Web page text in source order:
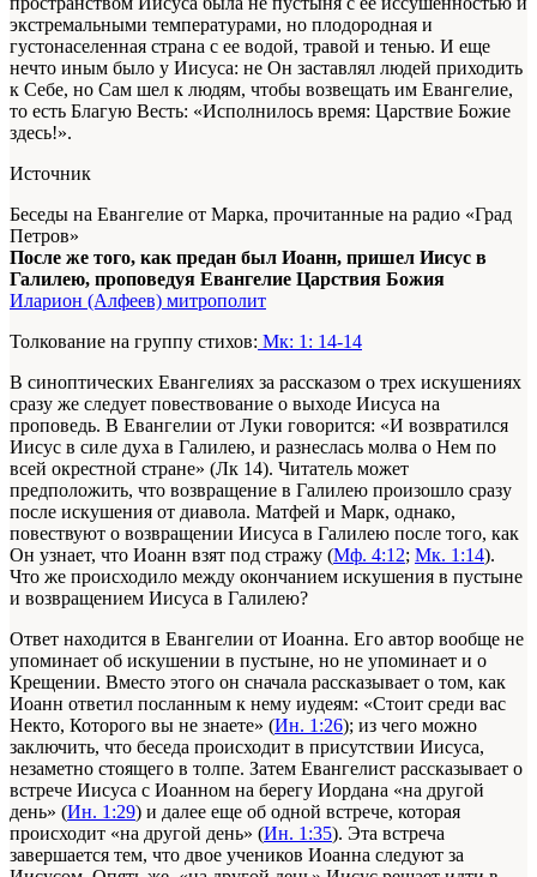
экстремальными температурами, но плодородная и
густонаселенная страна с ее водой, травой и тенью. И еще
нечто иным было у Иисуса: не Он заставлял людей приходить
к Себе, но Сам шел к людям, чтобы возвещать им Евангелие,
то есть Благую Весть: «Исполнилось время: Царствие Божие
здесь!».
Источник
Беседы на Евангелие от Марка, прочитанные на радио «Град
Петров»
После же того, как предан был Иоанн, пришел Иисус в
Галилею, проповедуя Евангелие Царствия Божия
Иларион (Алфеев) митрополит
Толкование на группу стихов: Мк: 1: 14-14
В синоптических Евангелиях за рассказом о трех искушениях
сразу же следует повествование о выходе Иисуса на
проповедь. В Евангелии от Луки говорится: «И возвратился
Иисус в силе духа в Галилею, и разнеслась молва о Нем по
всей окрестной стране» (Лк 14). Читатель может
предположить, что возвращение в Галилею произошло сразу
после искушения от диавола. Матфей и Марк, однако,
повествуют о возвращении Иисуса в Галилею после того, как
Он узнает, что Иоанн взят под стражу (Мф. 4:12; Мк. 1:14).
Что же происходило между окончанием искушения в пустыне
и возвращением Иисуса в Галилею?
Ответ находится в Евангелии от Иоанна. Его автор вообще не
упоминает об искушении в пустыне, но не упоминает и о
Крещении. Вместо этого он сначала рассказывает о том, как
Иоанн ответил посланным к нему иудеям: «Стоит среди вас
Некто, Которого вы не знаете» (Ин. 1:26); из чего можно
заключить, что беседа происходит в присутствии Иисуса,
незаметно стоящего в толпе. Затем Евангелист рассказывает о
встрече Иисуса с Иоанном на берегу Иордана «на другой
день» (Ин. 1:29) и далее еще об одной встрече, которая
происходит «на другой день» (Ин. 1:35). Эта встреча
завершается тем, что двое учеников Иоанна следуют за